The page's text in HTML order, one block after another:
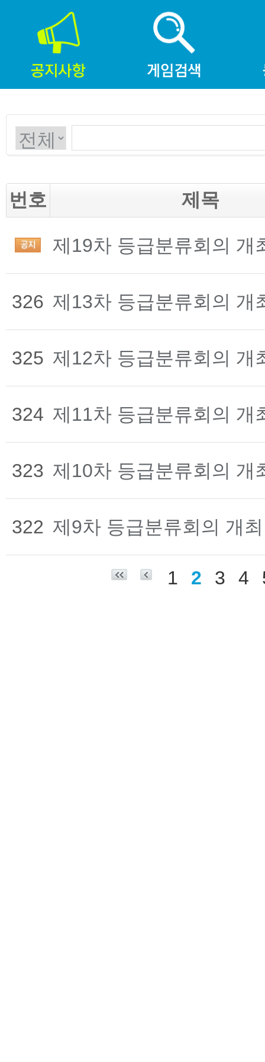
번호 제목
제19차 등급분류회의 개
326 제13차 등급분류회의 개
325 제12차 등급분류회의 개
324 제11차 등급분류회의 개
323 제10차 등급분류회의 개
322 제9차 등급분류회의 개
1 2 3 4